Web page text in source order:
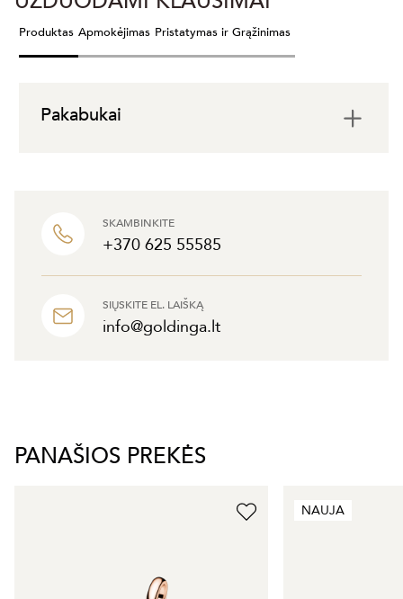
SKAMBINKITE
+370 625 55585
SIŲSKITE EL. LAIŠKĄ
info@goldinga.lt
Produktas Apmokėjimas Pristatymas ir Grąžinimas
Pakabukai
PANAŠIOS PREKĖS
NAUJA